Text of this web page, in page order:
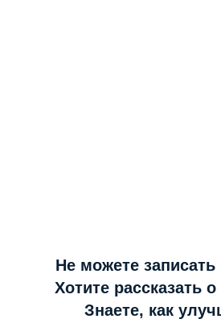
Не можете записать
Хотите рассказать
Знаете, как